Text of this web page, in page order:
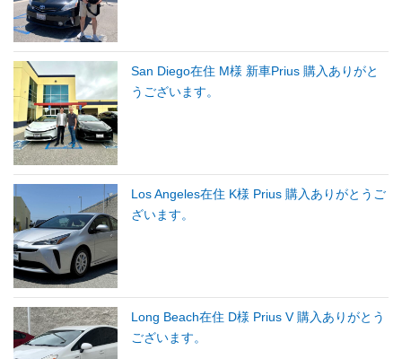
San Diego在住 M様 新車Prius 購入ありがと
うございます。
Los Angeles在住 K様 Prius 購入ありがとうご
ざいます。
Long Beach在住 D様 Prius V 購入ありがとう
ございます。